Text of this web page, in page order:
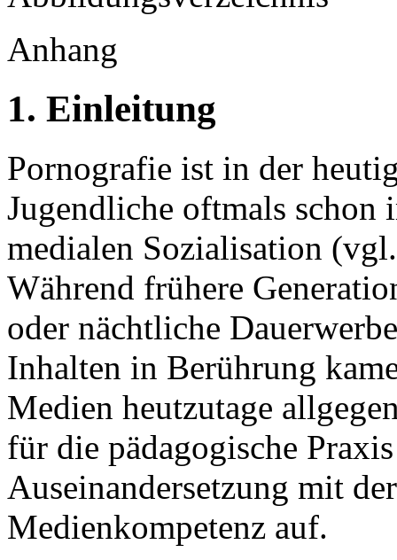
Anhang
1. Einleitung
Pornografie ist in der
Jugendliche oftmals
medialen Sozialisation
Während frühere
oder nächtliche
Inhalten in Berührung
Medien heutzutage
für die pädagogische
Auseinandersetzung mit
Medienkompetenz auf.